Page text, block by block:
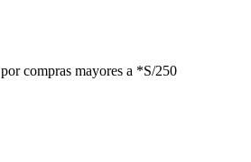
por compras mayores a *S/250